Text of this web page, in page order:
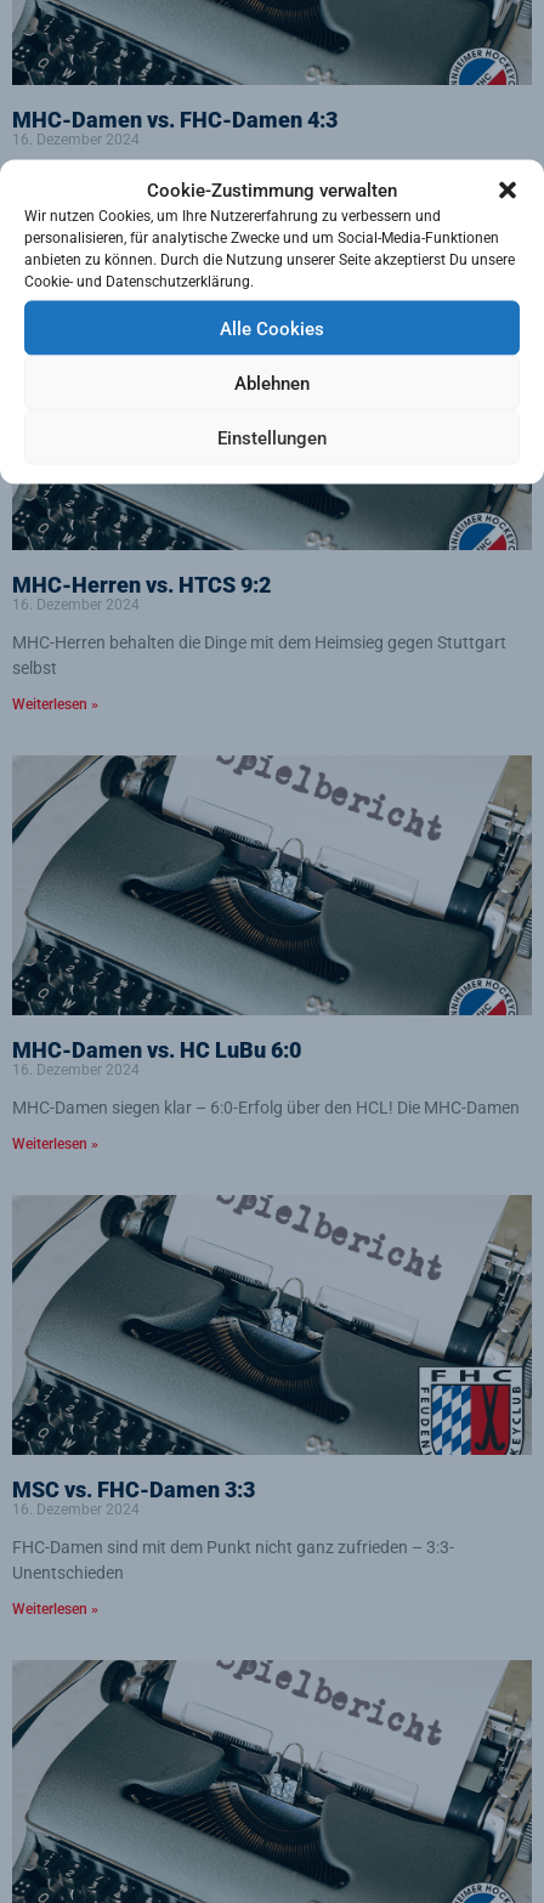
Cookie-Zustimmung verwalten
Wir nutzen Cookies, um Ihre Nutzererfahrung zu verbessern und
personalisieren, für analytische Zwecke und um Social-Media-Funktionen
anbieten zu können. Durch die Nutzung unserer Seite akzeptierst Du unsere
Cookie- und Datenschutzerklärung.
Alle Cookies
Ablehnen
Einstellungen
MHC-Damen vs. FHC-Damen 4:3
16. Dezember 2024
MHC-Damen verteidigen gegen den FHC Platz eins – Knapper 4:3-
Weiterlesen »
MHC-Herren vs. HTCS 9:2
16. Dezember 2024
MHC-Herren behalten die Dinge mit dem Heimsieg gegen Stuttgart
selbst
Weiterlesen »
MHC-Damen vs. HC LuBu 6:0
16. Dezember 2024
MHC-Damen siegen klar – 6:0-Erfolg über den HCL! Die MHC-Damen
Weiterlesen »
MSC vs. FHC-Damen 3:3
16. Dezember 2024
FHC-Damen sind mit dem Punkt nicht ganz zufrieden – 3:3-
Unentschieden
Weiterlesen »